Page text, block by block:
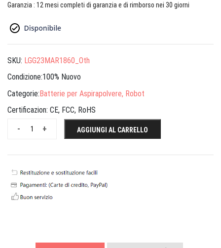
Garanzia : 12 mesi completi di garanzia e di rimborso nei 30 giorni
SKU: LGG23MAR1860_Oth
Condizione:100% Nuovo
Categorie:Batterie per Aspirapolvere, Robot
Certificazion: CE, FCC, RoHS
+
- AGGIUNGI AL CARRELLO